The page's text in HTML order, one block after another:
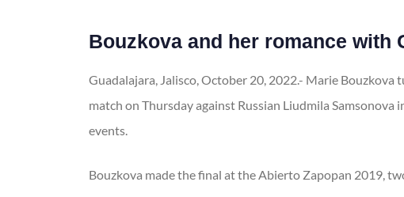
Bouzkova and her romance with
Guadalajara, Jalisco, October 20, 2022.- Marie Bouzkova
match on Thursday against Russian Liudmila
events.
Bouzkova made the final at the Abierto Zapopan 2019,